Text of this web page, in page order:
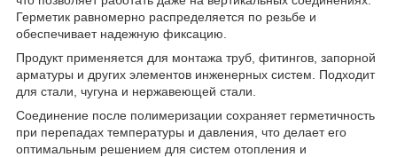
Герметик равномерно распределяется по резьбе и
обеспечивает надежную фиксацию.
Продукт применяется для монтажа труб, фитингов, запорной
арматуры и других элементов инженерных систем. Подходит
для стали, чугуна и нержавеющей стали.
Соединение после полимеризации сохраняет герметичность
при перепадах температуры и давления, что делает его
оптимальным решением для систем отопления и